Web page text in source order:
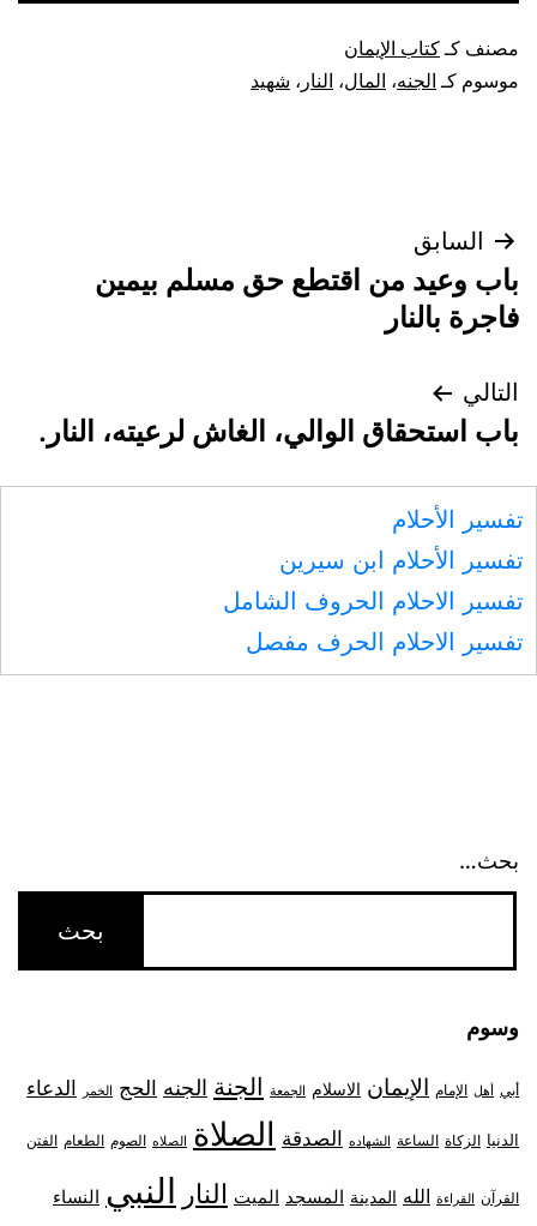
مصنف كـكتاب الإيمان
موسوم كـ الجنه، المال، النار ، شهيد
تصفّح
المقالات
السابق
باب وعيد من اقتطع حق مسلم بيمين
فاجرة بالنار
التالي
باب استحقاق الوالي، الغاش لرعيته، النار.
تفسير الأحلام
تفسير الأحلام ابن سيرين
تفسير الاحلام الحروف الشامل
تفسير الاحلام الحرف مفصل
بحث…
وسوم
أبي أهل الإمام الإيمان الاسلام الجمعة الجنة الجنه الحج الخمر الدعاء
الدنيا الزكاة الساعة الشهاده الصدقة الصلاة الصلاه الصوم الطعام الفتن
القرآن القراءة الله المدينة المسجد الميت النار النبي النساء